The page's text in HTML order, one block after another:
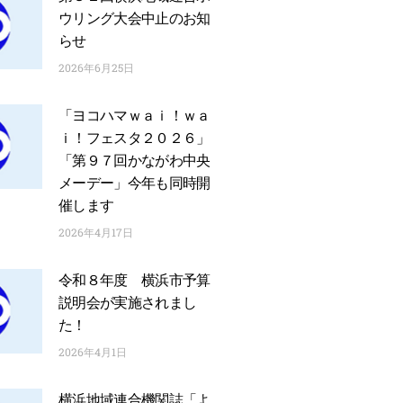
ウリング大会中止のお知
らせ
2026年6月25日
「ヨコハマｗａｉ！ｗａ
ｉ！フェスタ２０２６」
「第９７回かながわ中央
メーデー」今年も同時開
催します
2026年4月17日
令和８年度 横浜市予算
説明会が実施されまし
た！
2026年4月1日